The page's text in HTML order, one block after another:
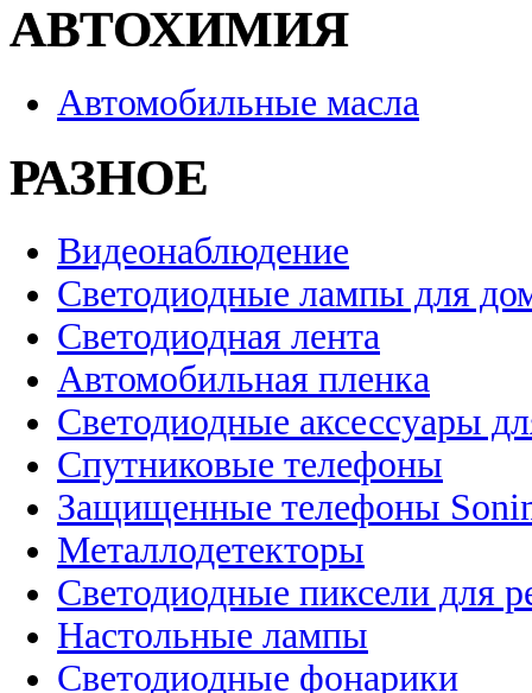
АВТОХИМИЯ
Автомобильные масла
РАЗНОЕ
Видеонаблюдение
Светодиодные лампы для
Светодиодная лента
Автомобильная пленка
Светодиодные аксессуары
Спутниковые телефоны
Защищенные телефоны
Металлодетекторы
Светодиодные пиксели для
Настольные лампы
Светодиодные фонарики